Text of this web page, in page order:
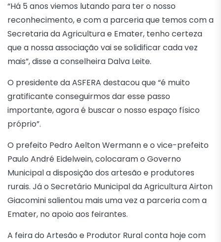
“Há 5 anos viemos lutando para ter o nosso
reconhecimento, e com a parceria que temos com a
Secretaria da Agricultura e Emater, tenho certeza
que a nossa associação vai se solidificar cada vez
mais”, disse a conselheira Dalva Leite.
O presidente da ASFERA destacou que “é muito
gratificante conseguirmos dar esse passo
importante, agora é buscar o nosso espaço físico
próprio”.
O prefeito Pedro Aelton Wermann e o vice-prefeito
Paulo André Eidelwein, colocaram o Governo
Municipal a disposição dos artesão e produtores
rurais. Já o Secretário Municipal da Agricultura Airton
Giacomini salientou mais uma vez a parceria com a
Emater, no apoio aos feirantes.
A feira do Artesão e Produtor Rural conta hoje com